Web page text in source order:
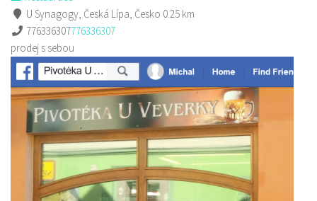
U Synagogy, Česká Lípa, Česko 0.25 km
776336307776336307
prodej s sebou